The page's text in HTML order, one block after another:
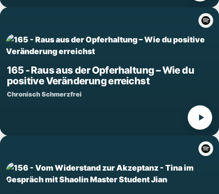
165 - Raus aus der Opferhaltung – Wie du
positive Veränderung erreichst
Chronisch Schmerzfrei